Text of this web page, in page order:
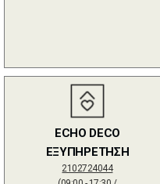
ECHO DECO
ΕΞΥΠΗΡΕΤΗΣΗ
2102724044